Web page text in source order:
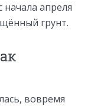
начала апреля
грунт.
вовремя